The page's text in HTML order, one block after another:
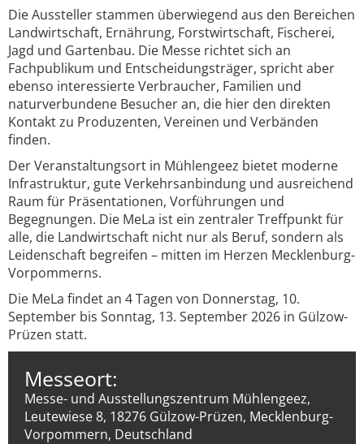
Die Aussteller stammen überwiegend aus den Bereichen
Landwirtschaft, Ernährung, Forstwirtschaft, Fischerei,
Jagd und Gartenbau. Die Messe richtet sich an
Fachpublikum und Entscheidungsträger, spricht aber
ebenso interessierte Verbraucher, Familien und
naturverbundene Besucher an, die hier den direkten
Kontakt zu Produzenten, Vereinen und Verbänden
finden.
Der Veranstaltungsort in Mühlengeez bietet moderne
Infrastruktur, gute Verkehrsanbindung und ausreichend
Raum für Präsentationen, Vorführungen und
Begegnungen. Die MeLa ist ein zentraler Treffpunkt für
alle, die Landwirtschaft nicht nur als Beruf, sondern als
Leidenschaft begreifen – mitten im Herzen Mecklenburg-
Vorpommerns.
Die MeLa findet an 4 Tagen von Donnerstag, 10.
September bis Sonntag, 13. September 2026 in Gülzow-
Prüzen statt.
Messeort:
Messe- und Ausstellungszentrum Mühlengeez,
Leutewiese 8, 18276 Gülzow-Prüzen, Mecklenburg-
Vorpommern, Deutschland